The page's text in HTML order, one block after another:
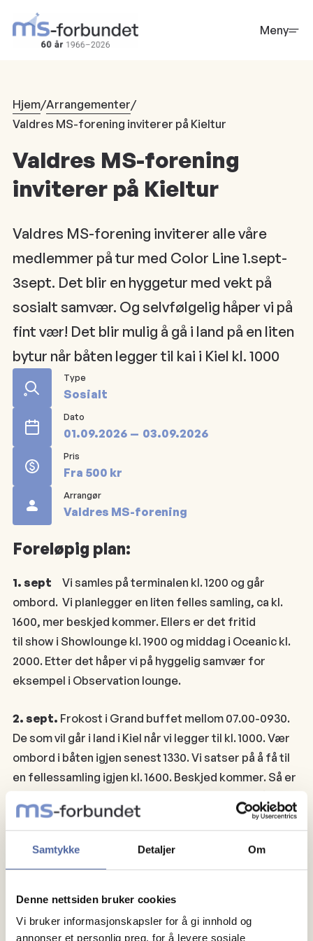
Samtykke Detaljer Om
Denne nettsiden bruker cookies
Vi bruker informasjonskapsler for å gi innhold og
annonser et personlig preg, for å levere sosiale
hovedinnhold
Meny
Hjem/Arrangementer/
Valdres MS-forening inviterer på Kieltur
Valdres MS-forening
inviterer på Kieltur
Valdres MS-forening inviterer alle våre
medlemmer på tur med Color Line 1.sept-
3sept. Det blir en hyggetur med vekt på
sosialt samvær. Og selvfølgelig håper vi på
fint vær! Det blir mulig å gå i land på en liten
bytur når båten legger til kai i Kiel kl. 1000
Type
Sosialt
Dato
01.09.2026 03.09.2026
Pris
Fra 500 kr
Arrangør
Valdres MS-forening
Foreløpig plan:
1. sept Vi samles på terminalen kl. 1200 og går
ombord. Vi planlegger en liten felles samling, ca kl.
1600, mer beskjed kommer. Ellers er det fritid
til show i Showlounge kl. 1900 og middag i Oceanic kl.
2000. Etter det håper vi på hyggelig samvær for
eksempel i Observation lounge.
2. sept. Frokost i Grand buffet mellom 07.00-0930.
De som vil går i land i Kiel når vi legger til kl. 1000. Vær
ombord i båten igjen senest 1330. Vi satser på å få til
en fellessamling igjen kl. 1600. Beskjed kommer. Så er
middag i Oseanic kl. 2030.
3. Sept.Frokost i Grand buffet mellom 0700 og
0930. Så klapper vi til kai i Oslo kl. 1000.
Pris